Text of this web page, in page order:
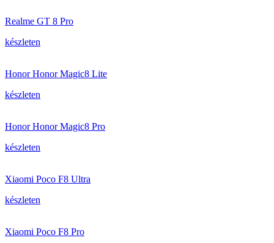
Realme GT 8 Pro
készleten
Honor Honor Magic8 Lite
készleten
Honor Honor Magic8 Pro
készleten
Xiaomi Poco F8 Ultra
készleten
Xiaomi Poco F8 Pro